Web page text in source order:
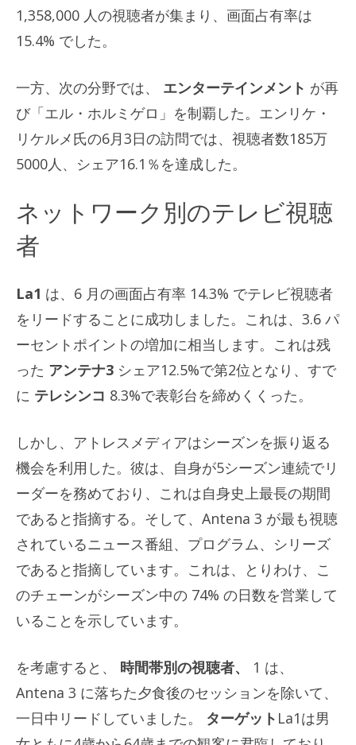
1,358,000 人の視聴者が集まり、画面占有率は
15.4% でした。
一方、次の分野では、 エンターテインメント が再
び「エル・ホルミゲロ」を制覇した。エンリケ・
リケルメ氏の6月3日の訪問では、視聴者数185万
5000人、シェア16.1％を達成した。
ネットワーク別のテレビ視聴
者
La1 は、6 月の画面占有率 14.3% でテレビ視聴者
をリードすることに成功しました。これは、3.6 パ
ーセントポイントの増加に相当します。これは残
った アンテナ3 シェア12.5%で第2位となり、すで
に テレシンコ 8.3%で表彰台を締めくくった。
しかし、アトレスメディアはシーズンを振り返る
機会を利用した。彼は、自身が5シーズン連続でリ
ーダーを務めており、これは自身史上最長の期間
であると指摘する。そして、Antena 3 が最も視聴
されているニュース番組、プログラム、シリーズ
であると指摘しています。これは、とりわけ、こ
のチェーンがシーズン中の 74% の日数を営業して
いることを示しています。
を考慮すると、 時間帯別の視聴者、 1 は、
Antena 3 に落ちた夕食後のセッションを除いて、
一日中リードしていました。 ターゲット La1は男